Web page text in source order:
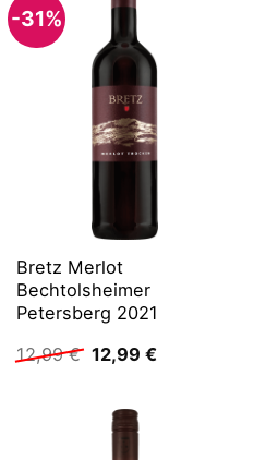
-31%
Bretz Merlot
Bechtolsheimer
Petersberg 2021
12,99€ Ursprünglicher
Preis
12,99 €
12,99 €Aktueller